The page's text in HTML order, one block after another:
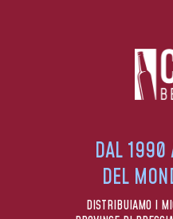
DAL 1990
DEL
DISTRIBUIAMO I